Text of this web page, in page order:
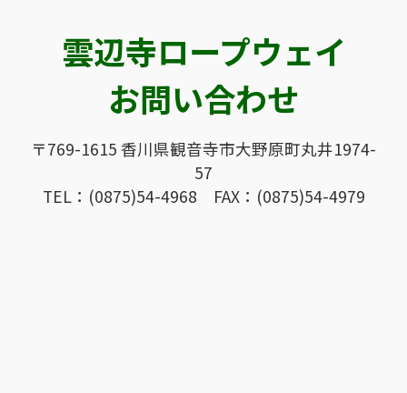
雲辺寺ロープウェイ
お問い合わせ
〒769-1615 香川県観音寺市大野原町丸井1974-
57
TEL：(0875)54-4968 FAX：(0875)54-4979